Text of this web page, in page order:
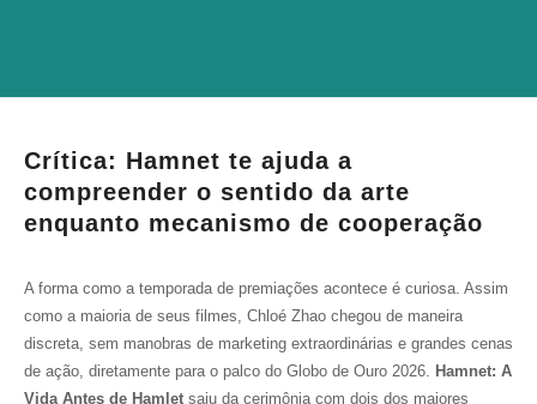
Crítica: Hamnet te ajuda a
compreender o sentido da arte
enquanto mecanismo de cooperação
A forma como a temporada de premiações acontece é curiosa. Assim
como a maioria de seus filmes, Chloé Zhao chegou de maneira
discreta, sem manobras de marketing extraordinárias e grandes cenas
de ação, diretamente para o palco do Globo de Ouro 2026. Hamnet: A
Vida Antes de Hamlet saiu da cerimônia com dois dos maiores